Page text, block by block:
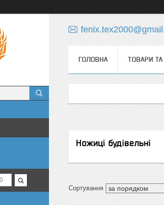
ГОЛОВНА ТОВАРИ
Ножиці будівельні